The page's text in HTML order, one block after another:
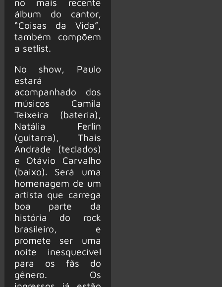
álbum do cantor,
“Coisas da Vida”,
também compõem
a setlist.
No show, Paulo
estará
acompanhado dos
músicos Camila
Teixeira (bateria),
Natália Ferlin
(guitarra), Thais
Andrade (teclados)
e Otávio Carvalho
(baixo). Será uma
homenagem de um
artista que carrega
boa parte da
história do rock
brasileiro, e
promete ser uma
noite inesquecível
para os fãs do
gênero. Os